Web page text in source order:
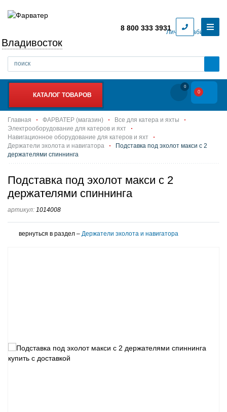
Личный кабинет
Владивосток
8 800 333 3931
КАТАЛОГ ТОВАРОВ
0
0
Главная ФАРВАТЕР (магазин)
Все для катера и яхты
Электрооборудование для катеров и яхт
Навигационное оборудование для катеров и яхт
Держатели эхолота и навигатора
Подставка под эхолот макси с 2
держателями спиннинга
Подставка под эхолот макси с 2
держателями спиннинга
артикул: 1014008
вернуться в раздел – Держатели эхолота и навигатора